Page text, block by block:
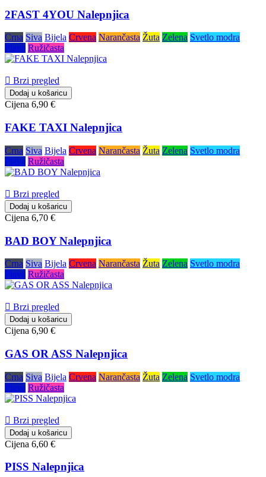
2FAST 4YOU Nalepnjica
Crna Siva Bijela Crvena Narančasta Žuta Zelena Svetlo modra
Plava Ružičasta
 Brzi pregled
Dodaj u košaricu
Cijena 6,90 €
FAKE TAXI Nalepnjica
Crna Siva Bijela Crvena Narančasta Žuta Zelena Svetlo modra
Plava Ružičasta
 Brzi pregled
Dodaj u košaricu
Cijena 6,70 €
BAD BOY Nalepnjica
Crna Siva Bijela Crvena Narančasta Žuta Zelena Svetlo modra
Plava Ružičasta
 Brzi pregled
Dodaj u košaricu
Cijena 6,90 €
GAS OR ASS Nalepnjica
Crna Siva Bijela Crvena Narančasta Žuta Zelena Svetlo modra
Plava Ružičasta
 Brzi pregled
Dodaj u košaricu
Cijena 6,60 €
PISS Nalepnjica